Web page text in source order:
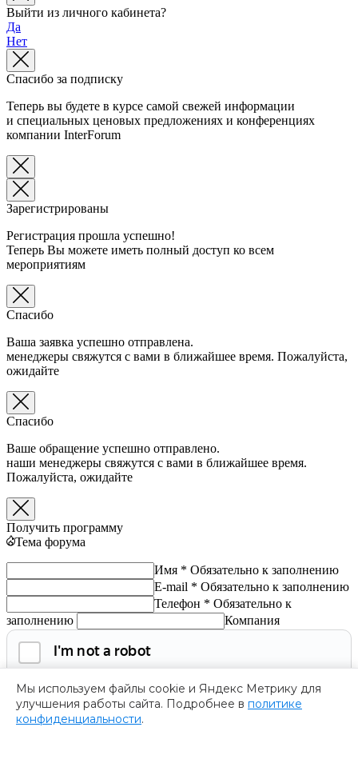
Мы используем файлы cookie и Яндекс Метрику для
улучшения работы сайта. Подробнее в политике
конфиденциальности.
Выйти из личного кабинета?
Да
Нет
Спасибо за подписку
Теперь вы будете в курсе самой свежей информации
и специальных ценовых предложениях и конференциях
компании InterForum
Зарегистрированы
Регистрация прошла успешно!
Теперь Вы можете иметь полный доступ ко всем
мероприятиям
Спасибо
Ваша заявка успешно отправлена.
менеджеры свяжутся с вами в ближайшее время. Пожалуйста,
ожидайте
Спасибо
Ваше обращение успешно отправлено.
наши менеджеры свяжутся с вами в ближайшее время.
Пожалуйста, ожидайте
Получить программу
Тема форума
Имя * Обязательно к заполнению
E-mail * Обязательно к заполнению
Телефон * Обязательно к
заполнению
Компания